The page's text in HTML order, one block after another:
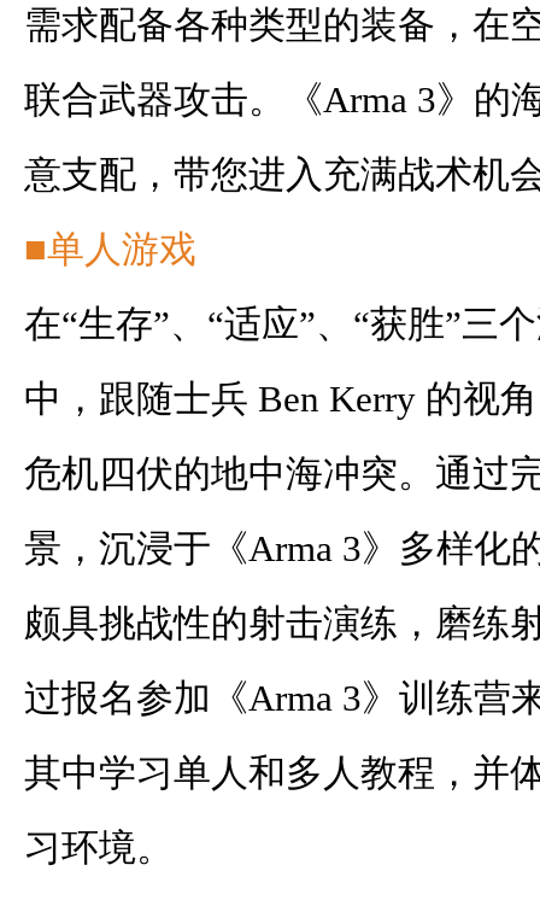
需求配备各种类型的装备，在
联合武器攻击。《Arma 3》的
意支配，带您进入充满战术机
■单人游戏
在“生存”、“适应”、“获胜”三
中，跟随士兵 Ben Kerry 的视
危机四伏的地中海冲突。通过
景，沉浸于《Arma 3》多样化
颇具挑战性的射击演练，磨练
过报名参加《Arma 3》训练营
其中学习单人和多人教程，并
习环境。